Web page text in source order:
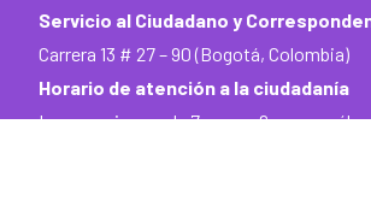
Servicio al Ciudadano y
Carrera 13 # 27 – 90 (Bogotá, Colombia)
Horario de atención a la ciudadanía
Lunes a viernes de 7 a. m. a 6 p. m. y